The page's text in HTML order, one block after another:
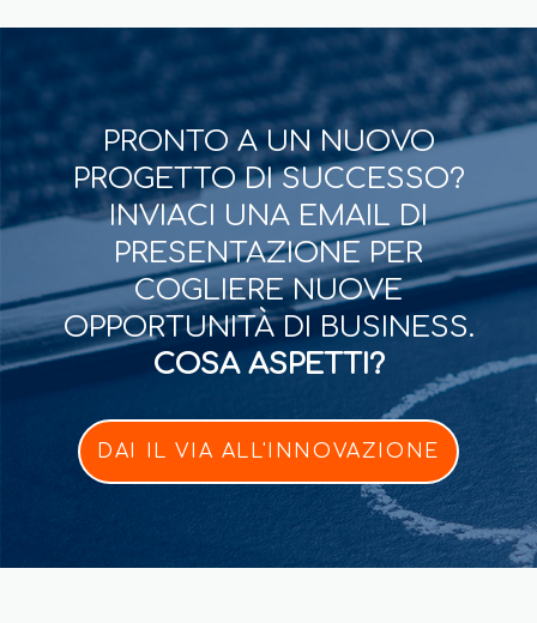
PRONTO A UN NUOVO
PROGETTO DI SUCCESSO?
INVIACI UNA EMAIL DI
PRESENTAZIONE PER
COGLIERE NUOVE
OPPORTUNITÀ DI BUSINESS.
COSA ASPETTI?
DAI IL VIA ALL'INNOVAZIONE